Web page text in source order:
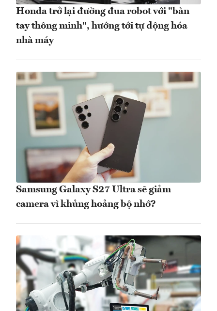
Honda trở lại đường đua robot với "bàn
tay thông minh", hướng tới tự động hóa
nhà máy
Samsung Galaxy S27 Ultra sẽ giảm
camera vì khủng hoảng bộ nhớ?